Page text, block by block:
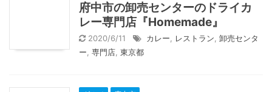
府中市の卸売センターのドライカ
レー専門店『Homemade』
2020/6/11 カレー レストラン 卸売センタ
ー 専門店 東京都